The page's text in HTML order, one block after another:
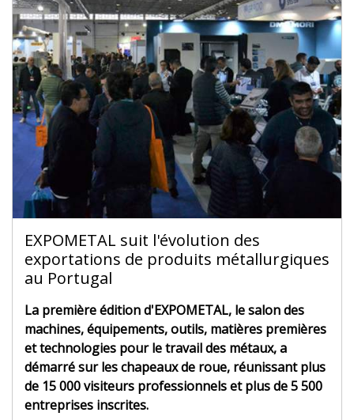
EXPOMETAL suit l'évolution des
exportations de produits métallurgiques
au Portugal
La première édition d'EXPOMETAL, le salon des
machines, équipements, outils, matières premières
et technologies pour le travail des métaux, a
démarré sur les chapeaux de roue, réunissant plus
de 15 000 visiteurs professionnels et plus de 5 500
entreprises inscrites.